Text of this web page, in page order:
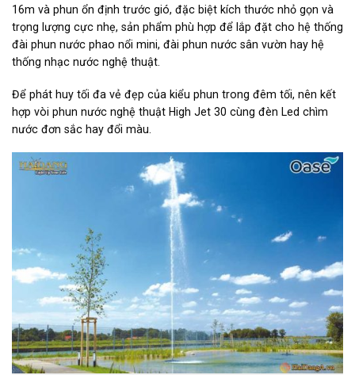
16m và phun ổn định trước gió, đặc biệt kích thước nhỏ gọn và
trọng lượng cực nhẹ, sản phẩm phù hợp để lắp đặt cho hệ thống
đài phun nước phao nổi mini, đài phun nước sân vườn hay hệ
thống nhạc nước nghệ thuật.
Để phát huy tối đa vẻ đẹp của kiểu phun trong đêm tối, nên kết
hợp vòi phun nước nghệ thuật High Jet 30 cùng đèn Led chìm
nước đơn sắc hay đổi màu.